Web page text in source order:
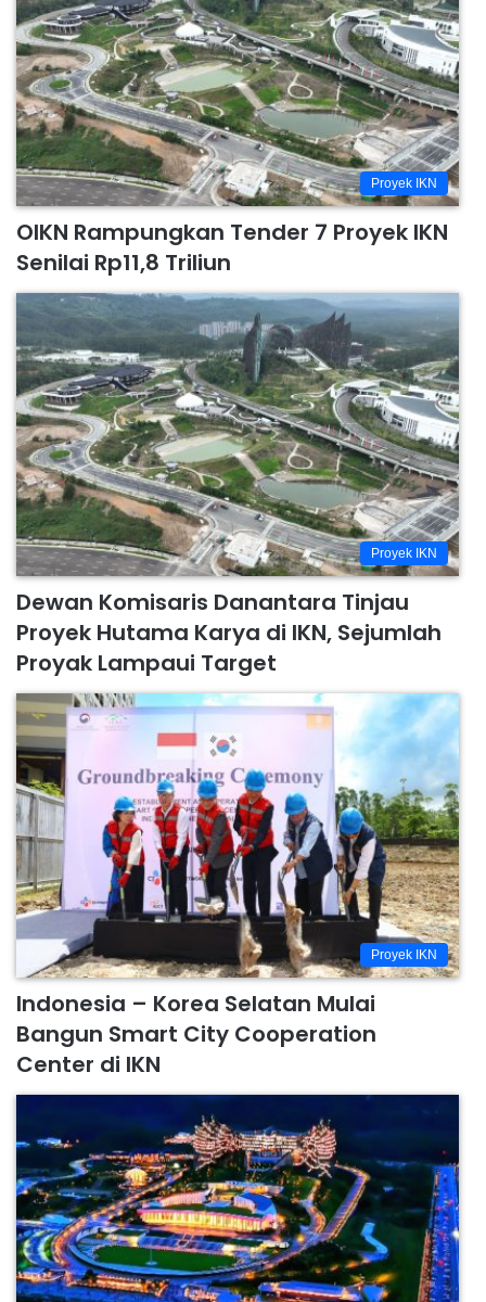
Proyek IKN
OIKN Rampungkan Tender 7 Proyek IKN
Senilai Rp11,8 Triliun
Proyek IKN
Dewan Komisaris Danantara Tinjau
Proyek Hutama Karya di IKN, Sejumlah
Proyak Lampaui Target
Proyek IKN
Indonesia – Korea Selatan Mulai
Bangun Smart City Cooperation
Center di IKN